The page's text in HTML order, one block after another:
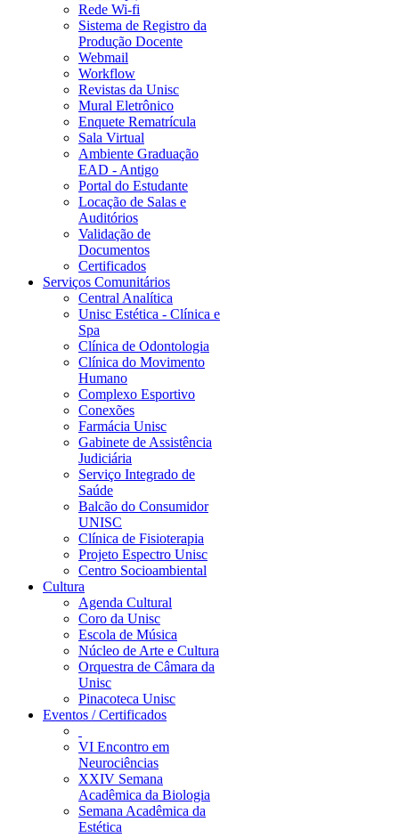
Rede Wi-fi
Sistema de Registro da
Produção Docente
Webmail
Workflow
Revistas da Unisc
Mural Eletrônico
Enquete Rematrícula
Sala Virtual
Ambiente Graduação
EAD - Antigo
Portal do Estudante
Locação de Salas e
Auditórios
Validação de
Documentos
Certificados
Serviços Comunitários
Central Analítica
Unisc Estética - Clínica e
Spa
Clínica de Odontologia
Clínica do Movimento
Humano
Complexo Esportivo
Conexões
Farmácia Unisc
Gabinete de Assistência
Judiciária
Serviço Integrado de
Saúde
Balcão do Consumidor
UNISC
Clínica de Fisioterapia
Projeto Espectro Unisc
Centro Socioambiental
Cultura
Agenda Cultural
Coro da Unisc
Escola de Música
Núcleo de Arte e Cultura
Orquestra de Câmara da
Unisc
Pinacoteca Unisc
Eventos / Certificados
VI Encontro em
Neurociências
XXIV Semana
Acadêmica da Biologia
Semana Acadêmica da
Estética